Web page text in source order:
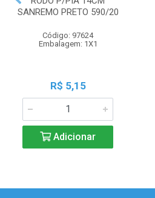
SANREMO PRETO 590/20
Código: 97624
Embalagem: 1X1
R$ 5,15
Adicionar